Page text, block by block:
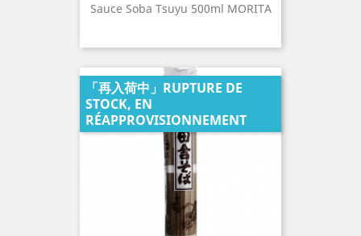
Sauce Soba Tsuyu 500ml MORITA
「再入荷中」RUPTURE DE
STOCK, EN
RÉAPPROVISIONNEMENT